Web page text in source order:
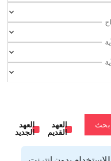
بحث
العهد
القديم
العهد
الجديد